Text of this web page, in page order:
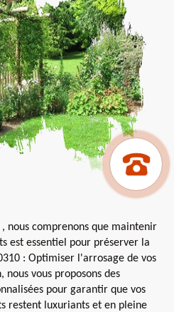
, nous comprenons que maintenir
est essentiel pour préserver la
: Optimiser l'arrosage de vos
nous vous proposons des
pour garantir que vos
restent luxuriants et en pleine